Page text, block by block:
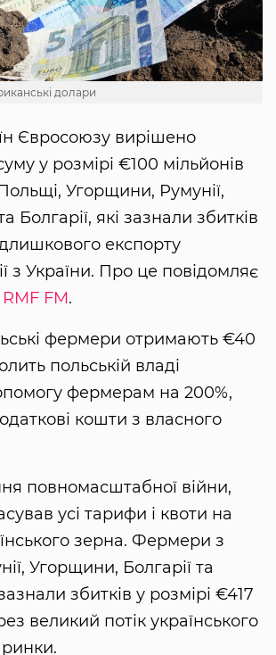
долари
Євросоюзу вирішено
у розмірі €100 мільйонів
Угорщини, Румунії,
Болгарії, які зазнали збитків
експорту
з України. Про це повідомляє
RMF FM.
фермери отримають €40
польській владі
фермерам на 200%,
кошти з власного
повномасштабної війни,
усі тарифи і квоти на
зерна. Фермери з
Угорщини, Болгарії та
збитків у розмірі €417
великий потік українського
ринки.